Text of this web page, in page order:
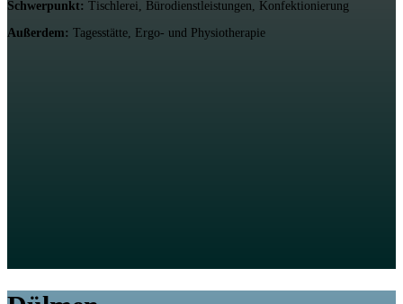
Schwerpunkt: Tischlerei, Bürodienstleistungen, Konfektionierung
Außerdem: Tagesstätte, Ergo- und Physiotherapie